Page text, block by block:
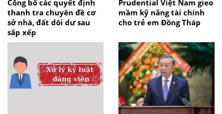
Công bố các quyết định
thanh tra chuyên đề cơ
sở nhà, đất dôi dư sau
sắp xếp
Prudential Việt Nam gieo
mầm kỹ năng tài chính
cho trẻ em Đồng Tháp